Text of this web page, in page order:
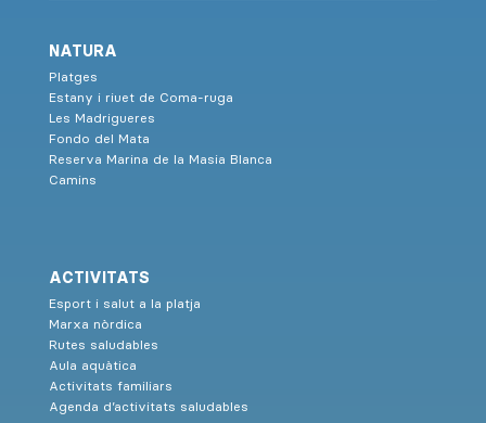
NATURA
Platges
Estany i riuet de Coma-ruga
Les Madrigueres
Fondo del Mata
Reserva Marina de la Masia Blanca
Camins
ACTIVITATS
Esport i salut a la platja
Marxa nòrdica
Rutes saludables
Aula aquàtica
Activitats familiars
Agenda d’activitats saludables